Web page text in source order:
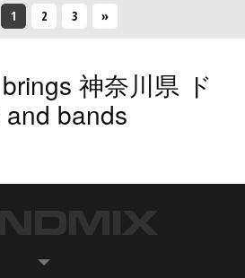
1 (今の)
2 3 »
brings 神奈川県 ド
and bands